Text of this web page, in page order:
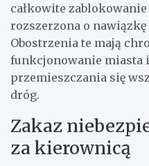
całkowite
rozszerzona o nawiązkę
Obostrzenia te mają
funkcjonowanie miasta
przemieszczania się
dróg.
Zakaz
za kierownicą